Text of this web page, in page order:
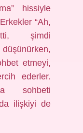
hissiyle
“Ah,
şimdi
etmeyi,
ederler.
sohbeti
ilişkiyi de